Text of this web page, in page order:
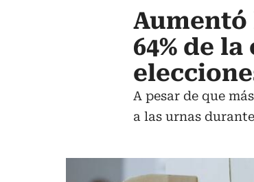
64% de
A pesar de que
a las urnas